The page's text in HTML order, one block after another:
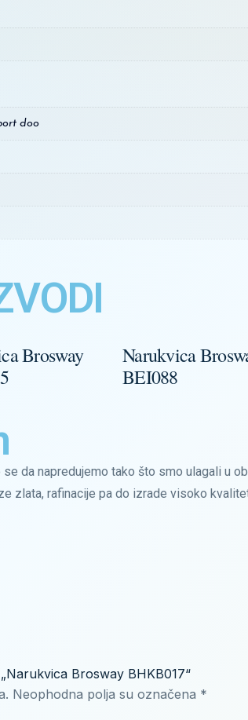
doo
Brosway
Narukvica
BEI088
da napredujemo tako što smo ulagali u
zlata, rafinacije pa do izrade visoko
Brosway BHKB017“
Neophodna polja su označena *